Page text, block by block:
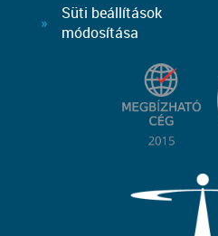
Süti beállítások
módosítása